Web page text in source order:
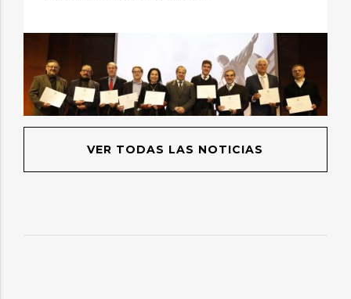
VER TODAS LAS NOTICIAS